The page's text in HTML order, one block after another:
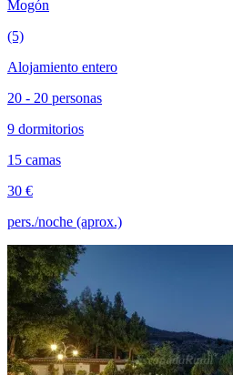
Mogón
(5)
Alojamiento entero
20 - 20 personas
9 dormitorios
15 camas
30 €
pers./noche (aprox.)